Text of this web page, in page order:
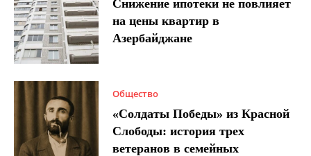
Снижение ипотеки не повлияет
на цены квартир в
Азербайджане
Общество
«Солдаты Победы» из Красной
Слободы: история трех
ветеранов в семейных